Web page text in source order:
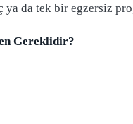
da tek bir egzersiz
Gereklidir?